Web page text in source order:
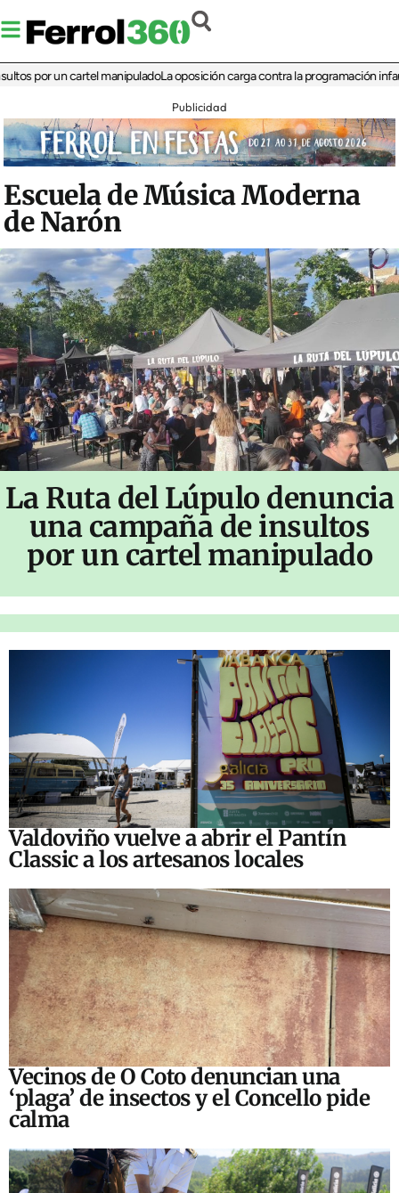
un cartel manipuladoLa oposición carga contra la programación infantil de
Publicidad
Escuela de Música Moderna
de Narón
La Ruta del Lúpulo denuncia
una campaña de insultos
por un cartel manipulado
Valdoviño vuelve a abrir el Pantín
Classic a los artesanos locales
Vecinos de O Coto denuncian una
‘plaga’ de insectos y el Concello pide
calma